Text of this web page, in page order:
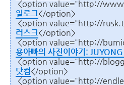
<option value="http://
일로그</option>
<option value="http://
러스크</option>
<option value="http://
용아빠의 사진이야기: JUYONG
<option value="http://
닷컴</option>
<option value="http://